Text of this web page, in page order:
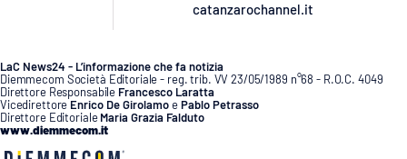
LAC
NETWORK
catanzarochannel.it
LaC News24 - L’informazione che fa notizia
Diemmecom Società Editoriale - reg. trib. VV 23/05/1989 n°68 - R.O.C. 4049
Direttore Responsabile Francesco Laratta
Vicedirettore Enrico De GirolamoePablo Petrasso
Direttore Editoriale Maria Grazia Falduto
www.diemmecom.it